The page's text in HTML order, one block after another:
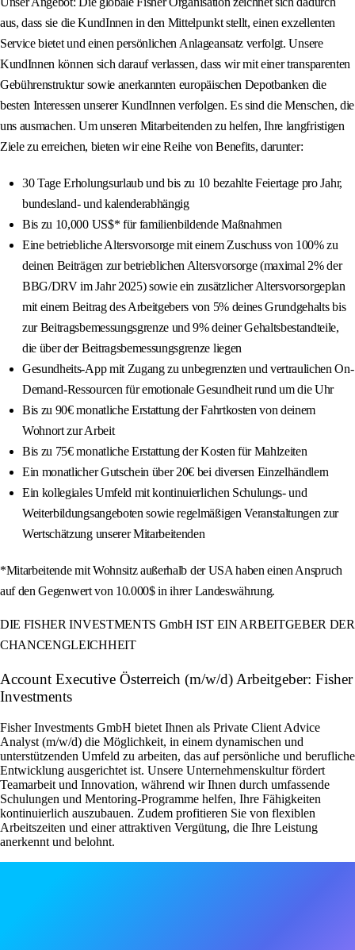
aus, dass sie die KundInnen in den Mittelpunkt stellt, einen exzellenten
Service bietet und einen persönlichen Anlageansatz verfolgt. Unsere
KundInnen können sich darauf verlassen, dass wir mit einer transparenten
Gebührenstruktur sowie anerkannten europäischen Depotbanken die
besten Interessen unserer KundInnen verfolgen. Es sind die Menschen, die
uns ausmachen. Um unseren Mitarbeitenden zu helfen, Ihre langfristigen
Ziele zu erreichen, bieten wir eine Reihe von Benefits, darunter:
30 Tage Erholungsurlaub und bis zu 10 bezahlte Feiertage pro Jahr,
bundesland- und kalenderabhängig
Bis zu 10,000 US$* für familienbildende Maßnahmen
Eine betriebliche Altersvorsorge mit einem Zuschuss von 100% zu
deinen Beiträgen zur betrieblichen Altersvorsorge (maximal 2% der
BBG/DRV im Jahr 2025) sowie ein zusätzlicher Altersvorsorgeplan
mit einem Beitrag des Arbeitgebers von 5% deines Grundgehalts bis
zur Beitragsbemessungsgrenze und 9% deiner Gehaltsbestandteile,
die über der Beitragsbemessungsgrenze liegen
Gesundheits-App mit Zugang zu unbegrenzten und vertraulichen On-
Demand-Ressourcen für emotionale Gesundheit rund um die Uhr
Bis zu 90€ monatliche Erstattung der Fahrtkosten von deinem
Wohnort zur Arbeit
Bis zu 75€ monatliche Erstattung der Kosten für Mahlzeiten
Ein monatlicher Gutschein über 20€ bei diversen Einzelhändlern
Ein kollegiales Umfeld mit kontinuierlichen Schulungs- und
Weiterbildungsangeboten sowie regelmäßigen Veranstaltungen zur
Wertschätzung unserer Mitarbeitenden
*Mitarbeitende mit Wohnsitz außerhalb der USA haben einen Anspruch
auf den Gegenwert von 10.000$ in ihrer Landeswährung.
DIE FISHER INVESTMENTS GmbH IST EIN ARBEITGEBER DER
CHANCENGLEICHHEIT
Account Executive Österreich (m/w/d) Arbeitgeber: Fisher
Investments
Fisher Investments GmbH bietet Ihnen als Private Client Advice
Analyst (m/w/d) die Möglichkeit, in einem dynamischen und
unterstützenden Umfeld zu arbeiten, das auf persönliche und berufliche
Entwicklung ausgerichtet ist. Unsere Unternehmenskultur fördert
Teamarbeit und Innovation, während wir Ihnen durch umfassende
Schulungen und Mentoring-Programme helfen, Ihre Fähigkeiten
kontinuierlich auszubauen. Zudem profitieren Sie von flexiblen
Arbeitszeiten und einer attraktiven Vergütung, die Ihre Leistung
anerkennt und belohnt.